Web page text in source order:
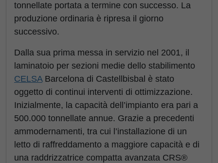
tonnellate portata a termine con successo. La
produzione ordinaria è ripresa il giorno
successivo.
Dalla sua prima messa in servizio nel 2001, il
laminatoio per sezioni medie dello stabilimento
CELSABarcelona di Castellbisbal è stato
oggetto di continui interventi di ottimizzazione.
Inizialmente, la capacità dell’impianto era pari a
500.000 tonnellate annue. Grazie a precedenti
ammodernamenti, tra cui l’installazione di un
letto di raffreddamento a maggiore capacità e di
una raddrizzatrice compatta avanzata CRS®